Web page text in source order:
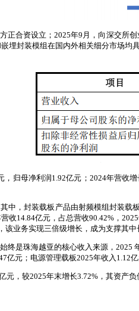
正合资设立；2025年9月，向深交所
埋封装模组在国内外相关细分市场均
归母净利润1.92亿元；2024年营收
中，封装载板产品由射频模组封装
14.84亿元，占总营收90.42%，
业务实现三倍级增长，成为支撑其中
终是珠海越亚的核心收入来源，
亿元；电源管理载板2025年收入1.12
，较2025年末增长3.72%，其资产